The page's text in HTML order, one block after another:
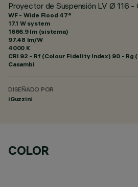
Proyector de Suspensión LV Ø 116 -
WF - Wide Flood 47°
17.1 W system
1666.9 lm (sistema)
97.48 lm/W
4000 K
CRI 92 - Rf (Colour Fidelity Index) 90 - Rg
Casambi
DISEÑADO POR
iGuzzini
COLOR